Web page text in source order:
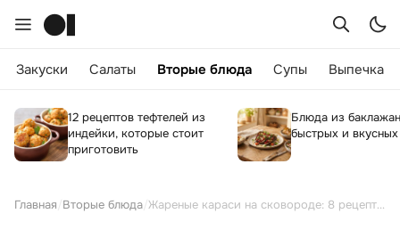
Закуски Салаты Вторые блюда Супы Выпечка
12 рецептов тефтелей из
индейки, которые стоит
приготовить
Блюда из
быстрых и
Главная Вторые блюда Жареные караси на сковороде: 8 рецептов, которые захочется приготовить еще не раз